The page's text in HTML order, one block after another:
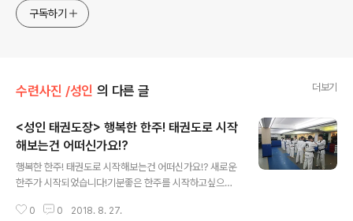
구독하기
수련사진 /성인 의 다른 글 더보기
<성인 태권도장> 행복한 한주! 태권도로 시작
해보는건 어떠신가요!?
행복한 한주! 태권도로 시작해보는건 어떠신가요!? 새로운
한주가 시작되었습니다!기분좋은 한주를 시작하고싶으시
도와드릴게요!
0 0 2018. 8. 27.